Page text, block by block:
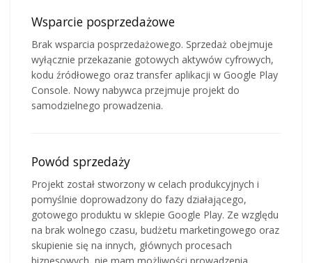
Wsparcie posprzedażowe
Brak wsparcia posprzedażowego. Sprzedaż obejmuje
wyłącznie przekazanie gotowych aktywów cyfrowych,
kodu źródłowego oraz transfer aplikacji w Google Play
Console. Nowy nabywca przejmuje projekt do
samodzielnego prowadzenia.
Powód sprzedaży
Projekt został stworzony w celach produkcyjnych i
pomyślnie doprowadzony do fazy działającego,
gotowego produktu w sklepie Google Play. Ze względu
na brak wolnego czasu, budżetu marketingowego oraz
skupienie się na innych, głównych procesach